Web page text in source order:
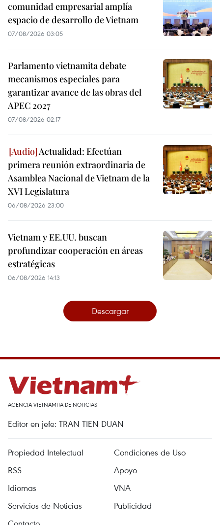
comunidad empresarial amplía
espacio de desarrollo de Vietnam
07/08/2026 03:05
Parlamento vietnamita debate
mecanismos especiales para
garantizar avance de las obras del
APEC 2027
07/08/2026 02:17
Actualidad: Efectúan
primera reunión extraordinaria de
Asamblea Nacional de Vietnam de la
XVI Legislatura
06/08/2026 23:00
Vietnam y EE.UU. buscan
profundizar cooperación en áreas
estratégicas
06/08/2026 14:13
Descargar
AGENCIA VIETNAMITA DE NOTICIAS
Editor en jefe: TRAN TIEN DUAN
Propiedad Intelectual
Condiciones de Uso
RSS
Apoyo
Idiomas
VNA
Servicios de Noticias
Publicidad